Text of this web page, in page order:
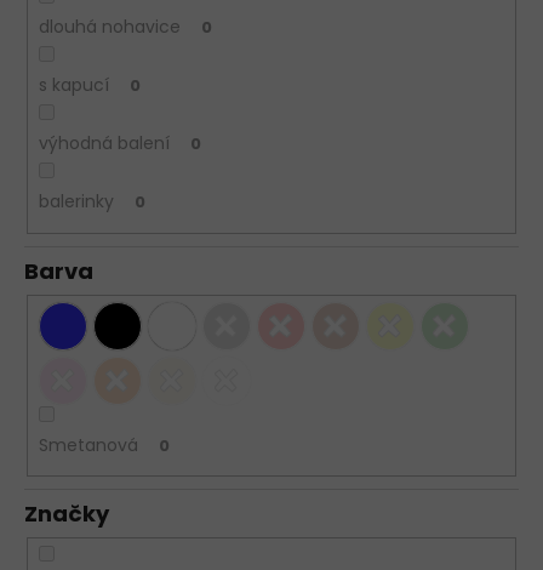
dlouhá nohavice 0
s kapucí 0
výhodná balení 0
balerinky 0
Barva
Smetanová 0
Značky